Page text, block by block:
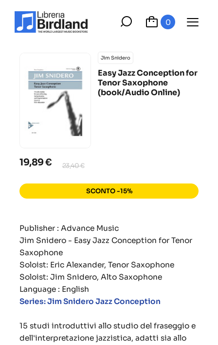
0
Jim Snidero
Easy Jazz Conception for
Tenor Saxophone
(book/Audio Online)
19,89 € 23,40 €
SCONTO -15%
Publisher : Advance Music
Jim Snidero - Easy Jazz Conception for Tenor
Saxophone
Soloist: Eric Alexander, Tenor Saxophone
Soloist: Jim Snidero, Alto Saxophone
Language : English
Series: Jim Snidero Jazz Conception
15 studi introduttivi allo studio del fraseggio e
dell'interpretazione jazzistica, adatti sia allo